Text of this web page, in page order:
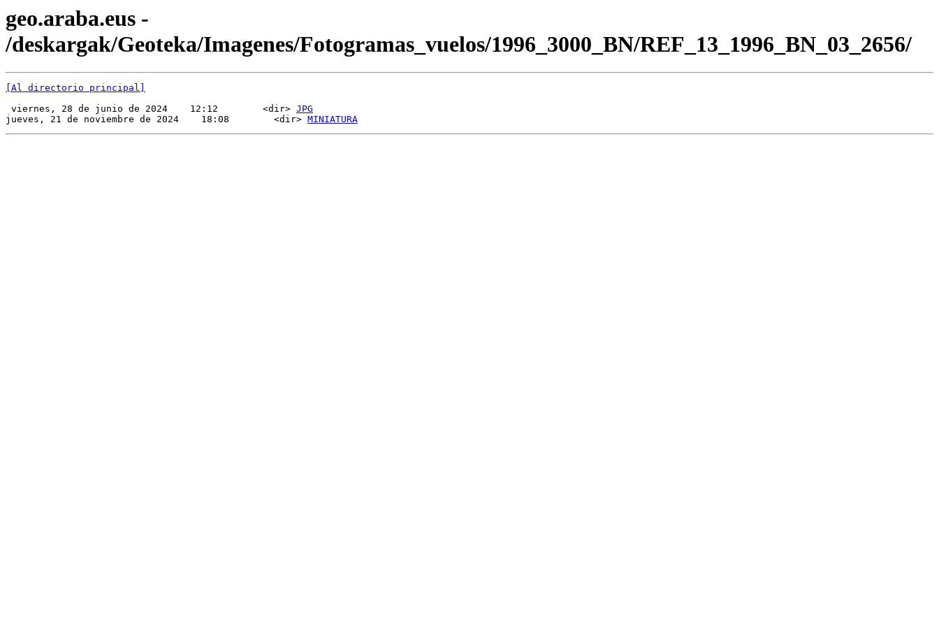
geo.araba.eus -
/deskargak/Geoteka/Imagenes/Fotogramas_vuelos/1996_3000_BN/REF_13_1996_BN_03_2656/
[Al directorio principal]
viernes, 28 de junio de 2024    12:12        <dir> JPG
jueves, 21 de noviembre de 2024    18:08        <dir> MINIATURA